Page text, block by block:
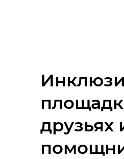
друзьях